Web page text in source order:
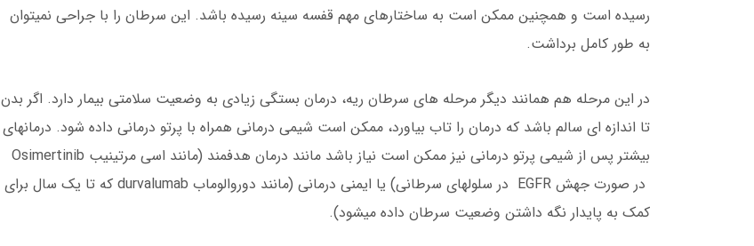
رسیده است و همچنین ممکن است به ساختارهای مهم قفسه سینه رسیده باشد. این سرطان را با جراحی نمیتوان
به طور کامل برداشت.
در این مرحله هم همانند دیگر مرحله های سرطان ریه، درمان بستگی زیادی به وضعیت سلامتی بیمار دارد. اگر بدن
تا اندازه ای سالم باشد که درمان را تاب بیاورد، ممکن است شیمی درمانی همراه با پرتو درمانی داده شود. درمانهای
بیشتر پس از شیمی پرتو درمانی نیز ممکن است نیاز باشد مانند درمان هدفمند (مانند اسی مرتینیب Osimertinib
در صورت جهش EGFR در سلولهای سرطانی) یا ایمنی درمانی (مانند دوروالوماب durvalumab که تا یک سال برای
کمک به پایدار نگه داشتن وضعیت سرطان داده میشود).